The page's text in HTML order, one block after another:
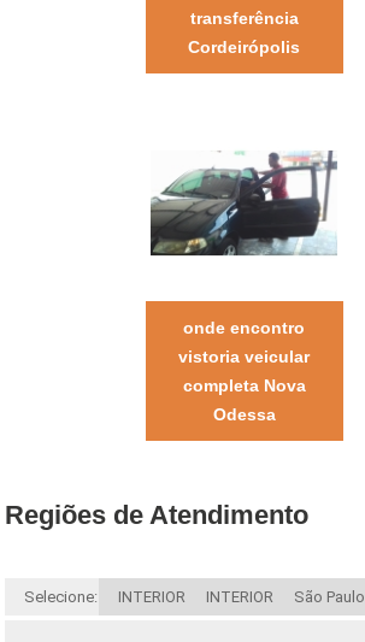
transferência
Cordeirópolis
onde encontro
vistoria veicular
completa Nova
Odessa
Regiões de Atendimento
Selecione: INTERIOR INTERIOR São Paulo